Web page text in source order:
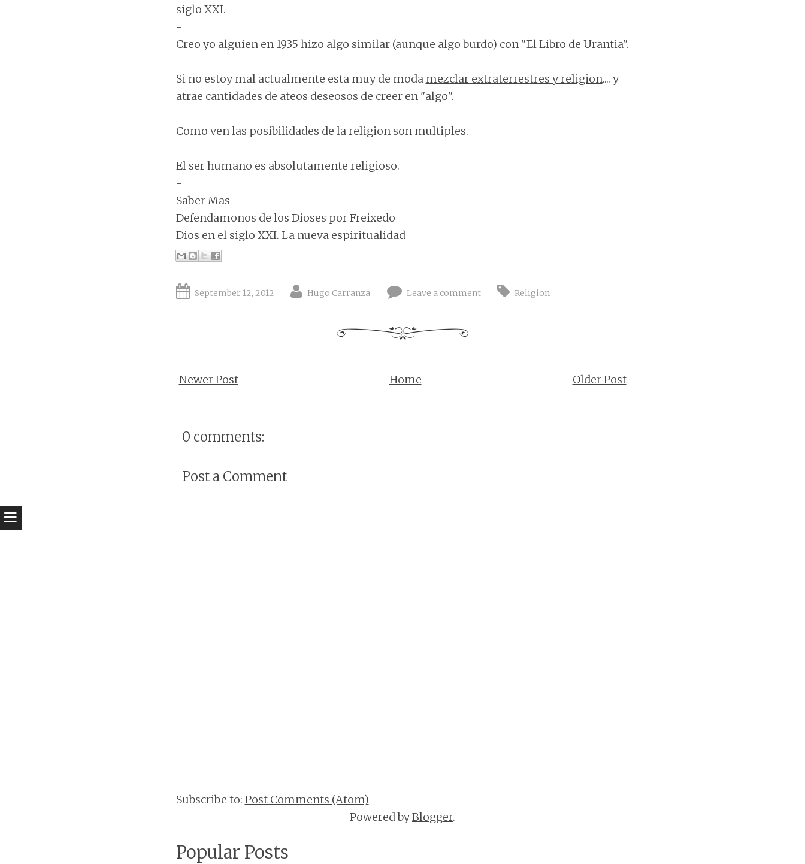
siglo XXI.
-
Creo yo alguien en 1935 hizo algo similar (aunque algo burdo) con "El Libro de Urantia".
-
Si no estoy mal actualmente esta muy de moda mezclar extraterrestres y religion.... y
atrae cantidades de ateos deseosos de creer en "algo".
-
Como ven las posibilidades de la religion son multiples.
-
El ser humano es absolutamente religioso.
-
Saber Mas
Defendamonos de los Dioses por Freixedo
Dios en el siglo XXI. La nueva espiritualidad
September 12, 2012 Hugo Carranza Leave a comment Religion
Newer Post Older Post
Home
0 comments:
Post a Comment
Subscribe to: Post Comments (Atom)
Powered byBlogger.
Popular Posts